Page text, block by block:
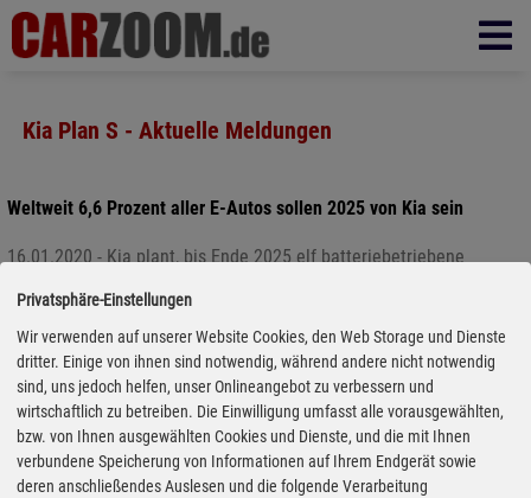
Kia Plan S - Aktuelle Meldungen
Weltweit 6,6 Prozent aller E-Autos sollen 2025 von Kia sein
16.01.2020 - Kia plant, bis Ende 2025 elf batteriebetriebene
einen Anteil von 6,6 Prozent am weltweiten Elektrofahrzeugmarkt
(China nicht inbegriffen) erreichen. Insgesamt sollen dann 25
Prozent des Kia-Absatzes auf umweltfreundliche Fahrzeuge
entfallen. Kia geht davon aus, bis dahin einen weltweiten
Jahresabsatz von einer Million umweltfreundlicher Fahrzeuge zu
erreichen (ohne China), davon 500.000 Stromer. Das ist Teil des
„Plan S“, den das Unternehmen jetzt in Seoul auf seinem
Privatsphäre-Einstellungen
Wir verwenden auf unserer Website Cookies, den Web Storage und Dienste
dritter. Einige von ihnen sind notwendig, während andere nicht notwendig
sind, uns jedoch helfen, unser Onlineangebot zu verbessern und
wirtschaftlich zu betreiben. Die Einwilligung umfasst alle vorausgewählten,
bzw. von Ihnen ausgewählten Cookies und Dienste, und die mit Ihnen
verbundene Speicherung von Informationen auf Ihrem Endgerät sowie
deren anschließendes Auslesen und die folgende Verarbeitung